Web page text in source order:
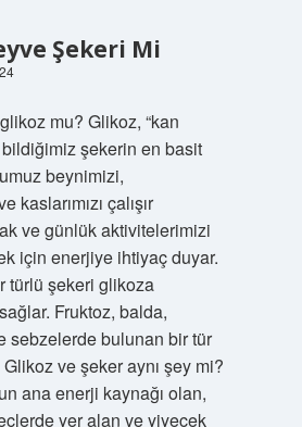
Şekeri Mi
mu? Glikoz, “kan
şekerin en basit
beynimizi,
kaslarımızı çalışır
ve günlük aktivitelerimizi
için enerjiye ihtiyaç duyar.
türlü şekeri glikoza
Fruktoz, balda,
sebzelerde bulunan bir tür
ve şeker aynı şey mi?
ana enerji kaynağı olan,
yer alan ve yiyecek